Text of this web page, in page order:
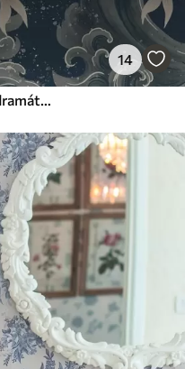
14
Peixes koi nadando entre ondas dramáticas do oceano